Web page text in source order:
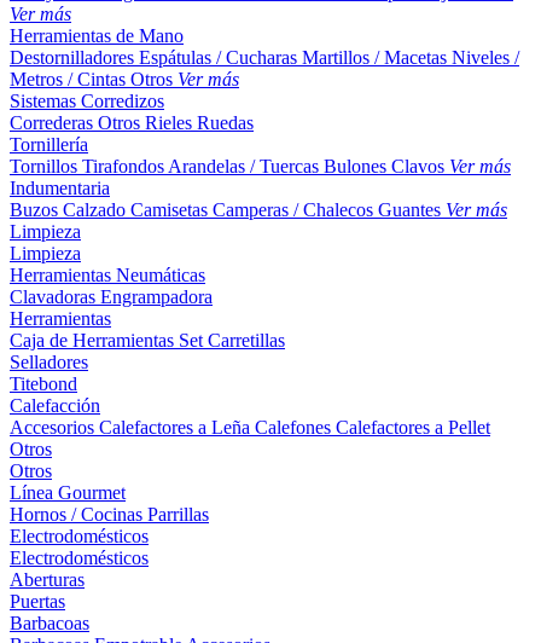
Ver más
Herramientas de Mano
Destornilladores Espátulas / Cucharas Martillos / Macetas Niveles /
Metros / Cintas Otros Ver más
Sistemas Corredizos
Correderas Otros Rieles Ruedas
Tornillería
Tornillos Tirafondos Arandelas / Tuercas Bulones Clavos Ver más
Indumentaria
Buzos Calzado Camisetas Camperas / Chalecos Guantes Ver más
Limpieza
Limpieza
Herramientas Neumáticas
Clavadoras Engrampadora
Herramientas
Caja de Herramientas Set Carretillas
Selladores
Titebond
Calefacción
Accesorios Calefactores a Leña Calefones Calefactores a Pellet
Otros
Otros
Línea Gourmet
Hornos / Cocinas Parrillas
Electrodomésticos
Electrodomésticos
Aberturas
Puertas
Barbacoas